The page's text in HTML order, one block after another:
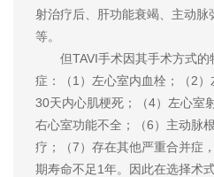
射治疗后、肝功能衰竭、主动脉
等。
但TAVI手术因其手术方式的
症：（1）左心室内血栓；（2）
30天内心肌梗死；（4）左心室
右心室功能不全；（6）主动脉
疗；（7）存在其他严重合并症
期寿命不足1年。因此在选择术